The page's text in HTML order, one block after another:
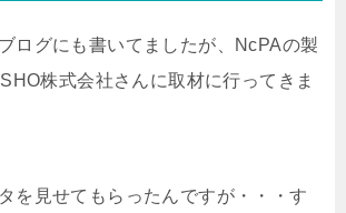
ログにも書いてましたが、NcPAの製
株式会社さんに取材に行ってきま
を見せてもらったんですが・・・す